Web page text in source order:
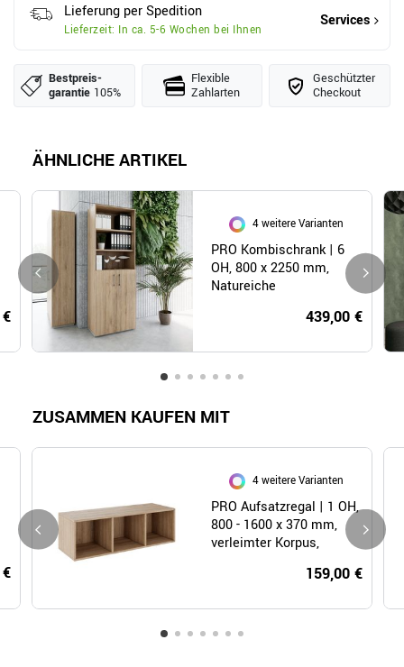
Lieferung per Spedition
Lieferzeit: In ca. 5-6 Wochen bei Ihnen
Services
Bestpreis­
garantie 105%
Flexible
Zahlarten
Geschützter
Checkout
ÄHNLICHE ARTIKEL
4 weitere Varianten
PRO Kombischrank | 6
OH, 800 x 2250 mm,
Natureiche
439,00 €
ZUSAMMEN KAUFEN MIT
4 weitere Varianten
PRO Aufsatzregal | 1 OH,
800 - 1600 x 370 mm,
verleimter Korpus,
159,00 €